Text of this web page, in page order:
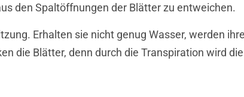
den Spaltöffnungen der Blätter zu entweichen.
Erhalten sie nicht genug Wasser, werden
die Blätter, denn durch die Transpiration wird